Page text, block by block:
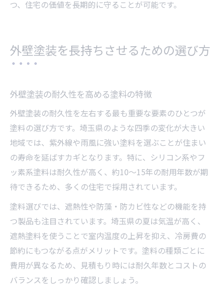
つ、住宅の価値を長期的に守ることが可能です。
外壁塗装を長持ちさせるための選び方
外壁塗装の耐久性を高める塗料の特徴
外壁塗装の耐久性を左右する最も重要な要素のひとつが
塗料の選び方です。埼玉県のような四季の変化が大きい
地域では、紫外線や雨風に強い塗料を選ぶことが住まい
の寿命を延ばすカギとなります。特に、シリコン系やフ
ッ素系塗料は耐久性が高く、約10〜15年の耐用年数が期
待できるため、多くの住宅で採用されています。
塗料選びでは、遮熱性や防藻・防カビ性などの機能を持
つ製品も注目されています。埼玉県の夏は気温が高く、
遮熱塗料を使うことで室内温度の上昇を抑え、冷房費の
節約にもつながる点がメリットです。塗料の種類ごとに
費用が異なるため、見積もり時には耐久年数とコストの
バランスをしっかり確認しましょう。